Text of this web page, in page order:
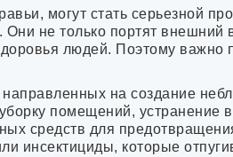
Бакал
Балаково
Белая
Белово
Белорецк
Бердск
могут стать серьезной
не только портят внешний
людей. Поэтому
на создание
помещений, устранение
средств для
инсектициды, которые